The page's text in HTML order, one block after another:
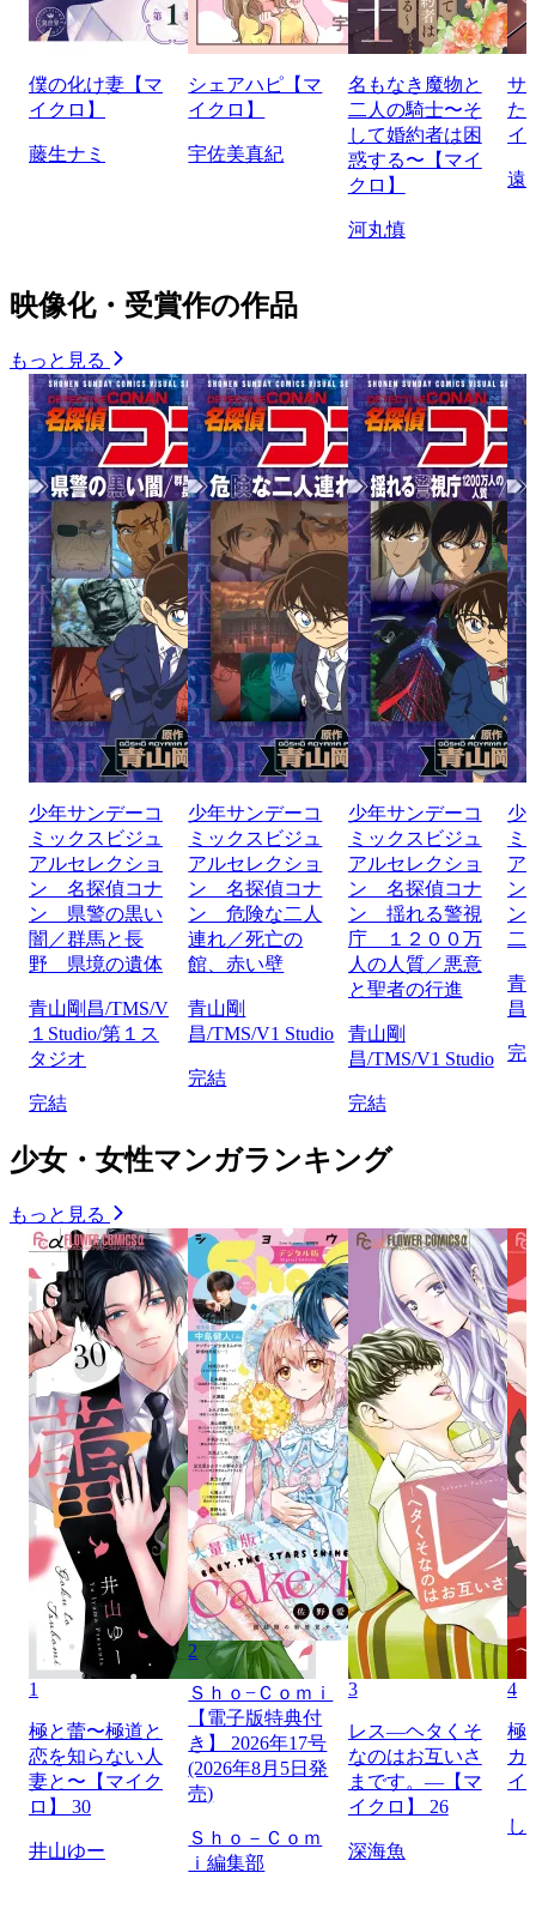
僕の化け妻【マ
イクロ】
藤生ナミ
シェアハピ【マ
イクロ】
宇佐美真紀
名もなき魔物と
二人の騎士〜そ
して婚約者は困
惑する〜【マイ
クロ】
河丸慎
サ
た
イ
遠
映像化・受賞作の作品
もっと見る
少年サンデーコ
ミックスビジュ
アルセレクショ
ン 名探偵コナ
ン 県警の黒い
闇／群馬と長
野 県境の遺体
青山剛昌/TMS/V
１Studio/第１ス
タジオ
完結
少年サンデーコ
ミックスビジュ
アルセレクショ
ン 名探偵コナ
ン 危険な二人
連れ／死亡の
館、赤い壁
青山剛
昌/TMS/V1 Studio
完結
少年サンデーコ
ミックスビジュ
アルセレクショ
ン 名探偵コナ
ン 揺れる警視
庁 １２００万
人の人質／悪意
と聖者の行進
青山剛
昌/TMS/V1 Studio
完結
少
ミ
ア
ン
ン
二
青
昌
完
少女・女性マンガランキング
もっと見る
1
極と蕾〜極道と
恋を知らない人
妻と〜【マイク
ロ】 30
井山ゆー
2
Ｓｈｏ−Ｃｏｍｉ
【電子版特典付
き】 2026年17号
(2026年8月5日発
売)
Ｓｈｏ－Ｃｏｍ
ｉ編集部
3
レス―ヘタくそ
なのはお互いさ
まです。―【マ
イクロ】 26
深海魚
4
極
カ
イ
し